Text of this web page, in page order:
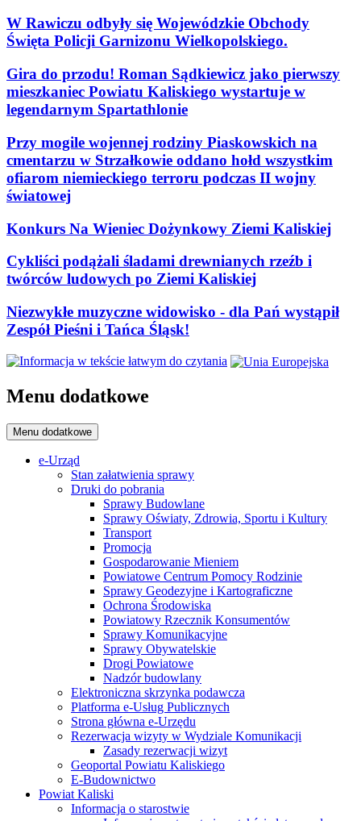
W Rawiczu odbyły się Wojewódzkie Obchody
Święta Policji Garnizonu Wielkopolskiego.
Gira do przodu! Roman Sądkiewicz jako pierwszy
mieszkaniec Powiatu Kaliskiego wystartuje w
legendarnym Spartathlonie
Przy mogile wojennej rodziny Piaskowskich na
cmentarzu w Strzałkowie oddano hołd wszystkim
ofiarom niemieckiego terroru podczas II wojny
światowej
Konkurs Na Wieniec Dożynkowy Ziemi Kaliskiej
Cykliści podążali śladami drewnianych rzeźb i
twórców ludowych po Ziemi Kaliskiej
Niezwykłe muzyczne widowisko - dla Pań wystąpił
Zespół Pieśni i Tańca Śląsk!
Menu dodatkowe
Menu dodatkowe
e-Urząd
Stan załatwienia sprawy
Druki do pobrania
Sprawy Budowlane
Sprawy Oświaty, Zdrowia, Sportu i Kultury
Transport
Promocja
Gospodarowanie Mieniem
Powiatowe Centrum Pomocy Rodzinie
Sprawy Geodezyjne i Kartograficzne
Ochrona Środowiska
Powiatowy Rzecznik Konsumentów
Sprawy Komunikacyjne
Sprawy Obywatelskie
Drogi Powiatowe
Nadzór budowlany
Elektroniczna skrzynka podawcza
Platforma e-Usług Publicznych
Strona główna e-Urzędu
Rezerwacja wizyty w Wydziale Komunikacji
Zasady rezerwacji wizyt
Geoportal Powiatu Kaliskiego
E-Budownictwo
Powiat Kaliski
Informacja o starostwie